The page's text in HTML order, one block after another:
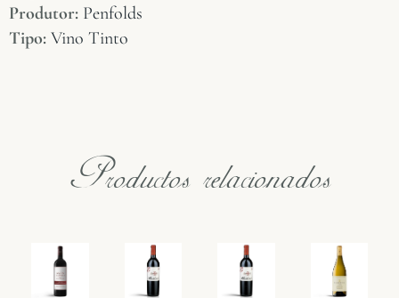
Produtor: Penfolds
Tipo: Vino Tinto
Productos relacionados